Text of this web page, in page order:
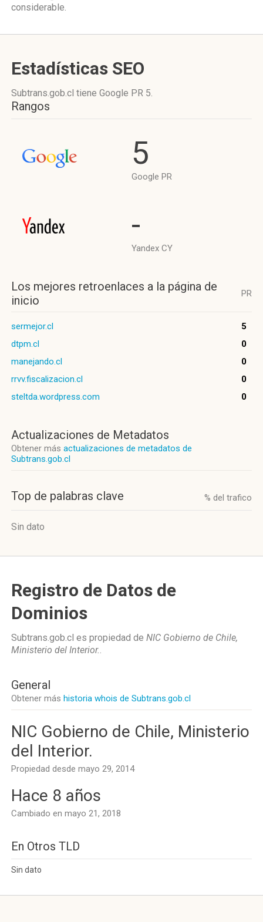
considerable.
Estadísticas SEO
Subtrans.gob.cl tiene Google PR 5.
Rangos
5
Google PR
-
Yandex CY
Los mejores retroenlaces a la página de
inicio
PR
sermejor.cl
5
dtpm.cl
0
manejando.cl
0
rrvv.fiscalizacion.cl
0
steltda.wordpress.com
0
Actualizaciones de Metadatos
Obtener más actualizaciones de metadatos de
Subtrans.gob.cl
Top de palabras clave % del trafico
Sin dato
Registro de Datos de
Dominios
Subtrans.gob.cl es propiedad de NIC Gobierno de Chile,
Ministerio del Interior..
General
Obtener más historia whois de Subtrans.gob.cl
NIC Gobierno de Chile, Ministerio
del Interior.
Propiedad desde mayo 29, 2014
Hace 8 años
Cambiado en mayo 21, 2018
En Otros TLD
Sin dato